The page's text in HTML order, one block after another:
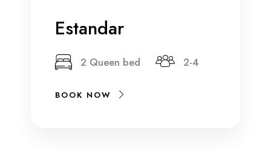
Estandar
2 Queen bed 2-4
BOOK NOW